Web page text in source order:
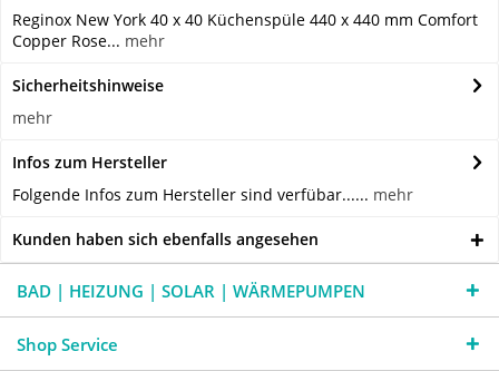
Reginox New York 40 x 40 Küchenspüle 440 x 440 mm Comfort
Copper Rose... mehr
Sicherheitshinweise
mehr
Infos zum Hersteller
Folgende Infos zum Hersteller sind verfübar...... mehr
Kunden haben sich ebenfalls angesehen
BAD | HEIZUNG | SOLAR | WÄRMEPUMPEN
Shop Service